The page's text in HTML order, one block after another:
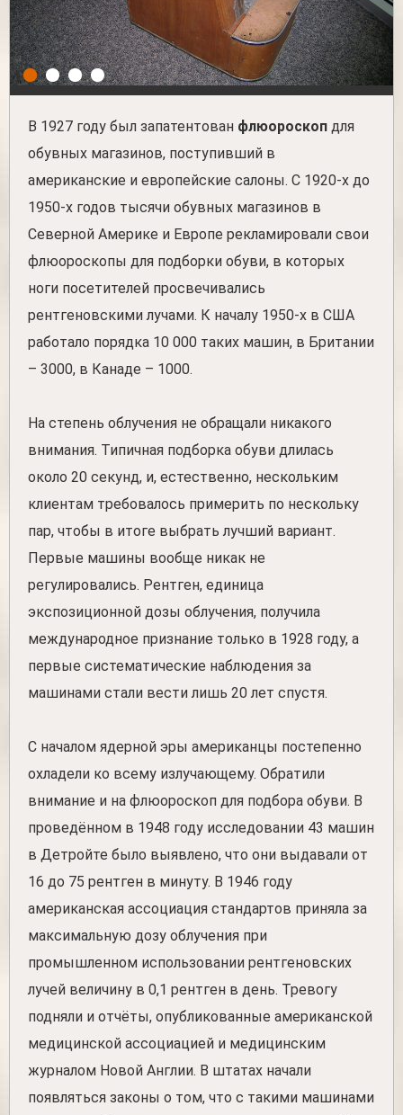
В 1927 году был запатентован флюороскоп для
обувных магазинов, поступивший в
американские и европейские салоны. С 1920-х до
1950-х годов тысячи обувных магазинов в
Северной Америке и Европе рекламировали свои
флюороскопы для подборки обуви, в которых
ноги посетителей просвечивались
рентгеновскими лучами. К началу 1950-х в США
работало порядка 10 000 таких машин, в Британии
– 3000, в Канаде – 1000.
На степень облучения не обращали никакого
внимания. Типичная подборка обуви длилась
около 20 секунд, и, естественно, нескольким
клиентам требовалось примерить по нескольку
пар, чтобы в итоге выбрать лучший вариант.
Первые машины вообще никак не
регулировались. Рентген, единица
экспозиционной дозы облучения, получила
международное признание только в 1928 году, а
первые систематические наблюдения за
машинами стали вести лишь 20 лет спустя.
С началом ядерной эры американцы постепенно
охладели ко всему излучающему. Обратили
внимание и на флюороскоп для подбора обуви. В
проведённом в 1948 году исследовании 43 машин
в Детройте было выявлено, что они выдавали от
16 до 75 рентген в минуту. В 1946 году
американская ассоциация стандартов приняла за
максимальную дозу облучения при
промышленном использовании рентгеновских
лучей величину в 0,1 рентген в день. Тревогу
подняли и отчёты, опубликованные американской
медицинской ассоциацией и медицинским
журналом Новой Англии. В штатах начали
появляться законы о том, что с такими машинами